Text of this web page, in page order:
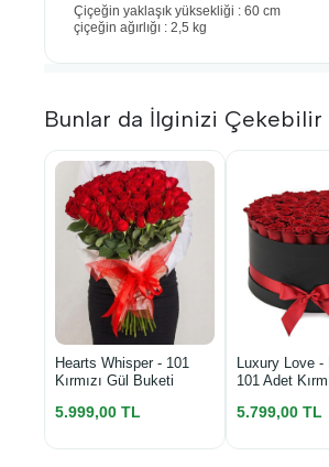
Çiçeğin yaklaşık yüksekliği : 60 cm
çiçeğin ağırlığı : 2,5 kg
Bunlar da İlginizi Çekebilir
Hearts Whisper - 101
Kırmızı Gül Buketi
5.999,00 TL
Luxury Love
101 Adet
5.799,00 TL